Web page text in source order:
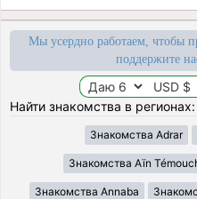
Мы усердно работаем, чтобы
поддержите
Найти знакомства в
Знакомства Adrar
Знакомства Aïn
Знакомства Annaba